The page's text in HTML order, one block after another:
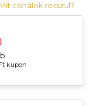
csinálok rosszul?
kupon